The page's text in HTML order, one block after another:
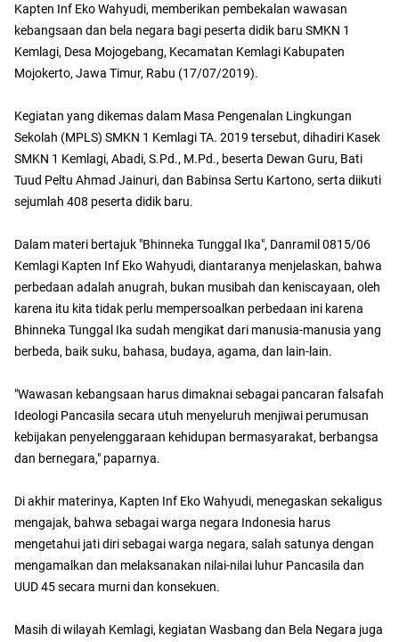
Kapten Inf Eko Wahyudi, memberikan pembekalan wawasan
kebangsaan dan bela negara bagi peserta didik baru SMKN 1
Kemlagi, Desa Mojogebang, Kecamatan Kemlagi Kabupaten
Mojokerto, Jawa Timur, Rabu (17/07/2019).
Kegiatan yang dikemas dalam Masa Pengenalan Lingkungan
Sekolah (MPLS) SMKN 1 Kemlagi TA. 2019 tersebut, dihadiri Kasek
SMKN 1 Kemlagi, Abadi, S.Pd., M.Pd., beserta Dewan Guru, Bati
Tuud Peltu Ahmad Jainuri, dan Babinsa Sertu Kartono, serta diikuti
sejumlah 408 peserta didik baru.
Dalam materi bertajuk "Bhinneka Tunggal Ika", Danramil 0815/06
Kemlagi Kapten Inf Eko Wahyudi, diantaranya menjelaskan, bahwa
perbedaan adalah anugrah, bukan musibah dan keniscayaan, oleh
karena itu kita tidak perlu mempersoalkan perbedaan ini karena
Bhinneka Tunggal Ika sudah mengikat dari manusia-manusia yang
berbeda, baik suku, bahasa, budaya, agama, dan lain-lain.
"Wawasan kebangsaan harus dimaknai sebagai pancaran falsafah
Ideologi Pancasila secara utuh menyeluruh menjiwai perumusan
kebijakan penyelenggaraan kehidupan bermasyarakat, berbangsa
dan bernegara," paparnya.
Di akhir materinya, Kapten Inf Eko Wahyudi, menegaskan sekaligus
mengajak, bahwa sebagai warga negara Indonesia harus
mengetahui jati diri sebagai warga negara, salah satunya dengan
mengamalkan dan melaksanakan nilai-nilai luhur Pancasila dan
UUD 45 secara murni dan konsekuen.
Masih di wilayah Kemlagi, kegiatan Wasbang dan Bela Negara juga